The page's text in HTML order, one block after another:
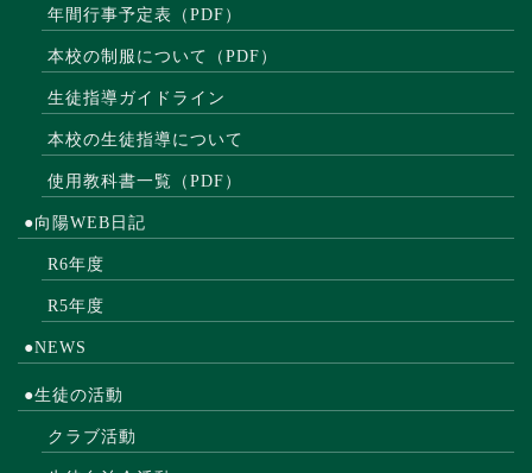
年間行事予定表（PDF）
本校の制服について（PDF）
生徒指導ガイドライン
本校の生徒指導について
使用教科書一覧（PDF）
●向陽WEB日記
R6年度
R5年度
●NEWS
●生徒の活動
クラブ活動